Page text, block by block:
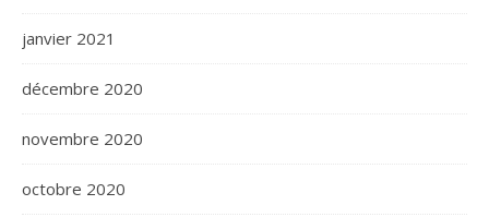
janvier 2021
décembre 2020
novembre 2020
octobre 2020